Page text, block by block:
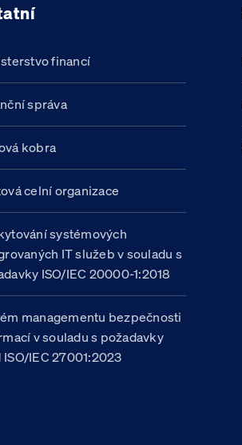
financí
správa
kobra
celní organizace
systémových
IT služeb v souladu s
ISO/IEC 20000-1:2018
managementu bezpečnosti
v souladu s požadavky
ISO/IEC 27001:2023